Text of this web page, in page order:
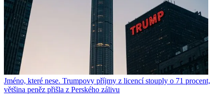
Jméno, které nese. Trumpovy příjmy z licencí stouply o 71 procent,
většina peněz přišla z Perského zálivu